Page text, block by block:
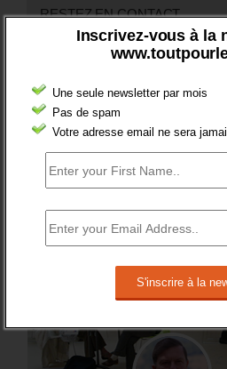
Inscrivez-vous à la
Une seule newsletter par mois
Pas de spam
Votre adresse email ne sera
RESTEZ EN CONTACT
Recevez le meilleur de l'information
A PROPOS DE L’AUTEUR